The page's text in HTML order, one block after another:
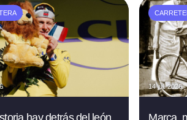
14 jul. 2026